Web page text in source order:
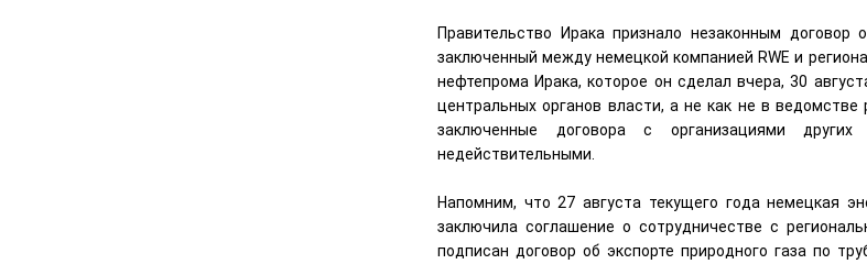
Правительство Ирака признало незаконным договор
заключенный между немецкой компанией RWE и
нефтепрома Ирака, которое он сделал вчера, 30
центральных органов власти, а не как не в
заключенные договора с организациями
недействительными.
Напомним, что 27 августа текущего года немецкая
заключила соглашение о сотрудничестве с
подписан договор об экспорте природного газа по